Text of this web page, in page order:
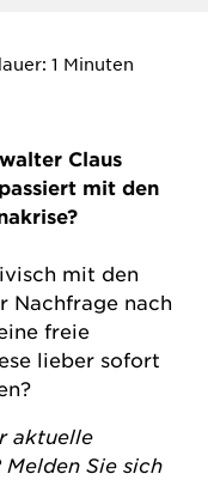
1 Minuten
Claus
mit den
mit den
Nachfrage nach
freie
lieber sofort
aktuelle
Sie sich